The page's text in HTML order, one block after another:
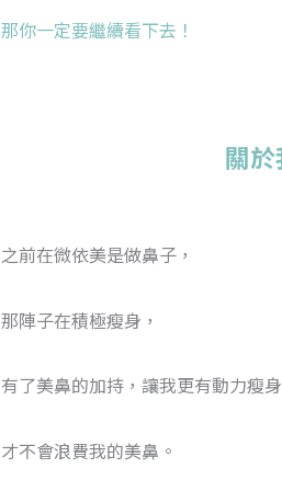
那你一定要繼續看下去！
關
之前在微依美是做鼻子，
那陣子在積極瘦身，
有了美鼻的加持，讓我更有動力瘦身
才不會浪費我的美鼻。